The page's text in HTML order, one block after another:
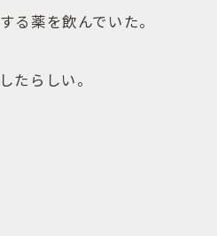
る薬を飲んでいた。
たらしい。